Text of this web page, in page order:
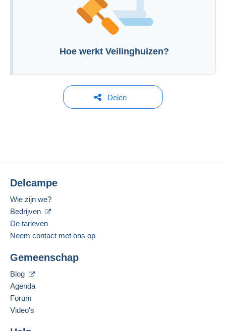
Een sessie openen
Hoe werkt Veilinghuizen?
Delen
Delcampe
Wie zijn we?
Bedrijven
De tarieven
Neem contact met ons op
Gemeenschap
Blog
Agenda
Forum
Video's